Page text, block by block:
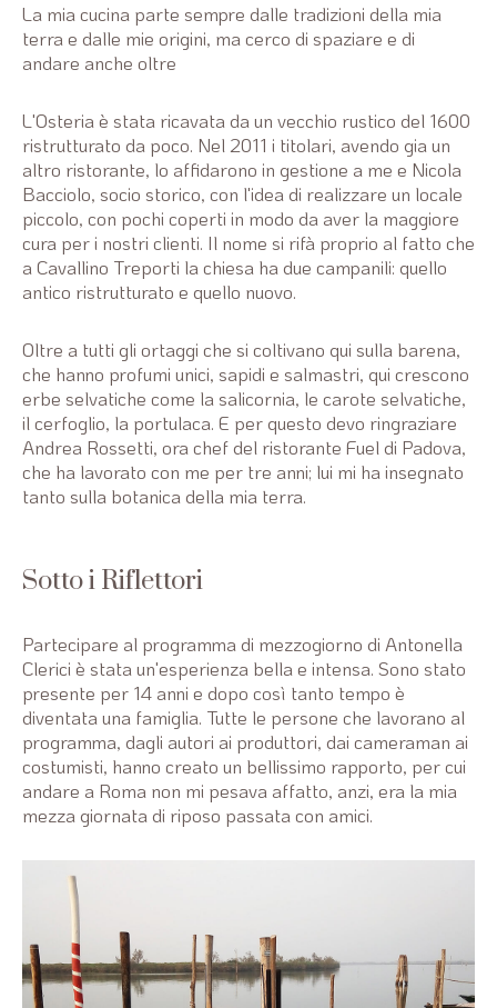
La mia cucina parte sempre dalle tradizioni della mia
terra e dalle mie origini, ma cerco di spaziare e di
andare anche oltre
L'Osteria è stata ricavata da un vecchio rustico del 1600
ristrutturato da poco. Nel 2011 i titolari, avendo gia un
altro ristorante, lo affidarono in gestione a me e Nicola
Bacciolo, socio storico, con l'idea di realizzare un locale
piccolo, con pochi coperti in modo da aver la maggiore
cura per i nostri clienti. Il nome si rifà proprio al fatto che
a Cavallino Treporti la chiesa ha due campanili: quello
antico ristrutturato e quello nuovo.
Oltre a tutti gli ortaggi che si coltivano qui sulla barena,
che hanno profumi unici, sapidi e salmastri, qui crescono
erbe selvatiche come la salicornia, le carote selvatiche,
il cerfoglio, la portulaca. E per questo devo ringraziare
Andrea Rossetti, ora chef del ristorante Fuel di Padova,
che ha lavorato con me per tre anni; lui mi ha insegnato
tanto sulla botanica della mia terra.
Sotto i Riflettori
Partecipare al programma di mezzogiorno di Antonella
Clerici è stata un'esperienza bella e intensa. Sono stato
presente per 14 anni e dopo così tanto tempo è
diventata una famiglia. Tutte le persone che lavorano al
programma, dagli autori ai produttori, dai cameraman ai
costumisti, hanno creato un bellissimo rapporto, per cui
andare a Roma non mi pesava affatto, anzi, era la mia
mezza giornata di riposo passata con amici.